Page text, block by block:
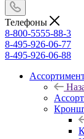
Телефоны
8-800-5555-88-3
8-495-926-06-77
8-495-926-06-88